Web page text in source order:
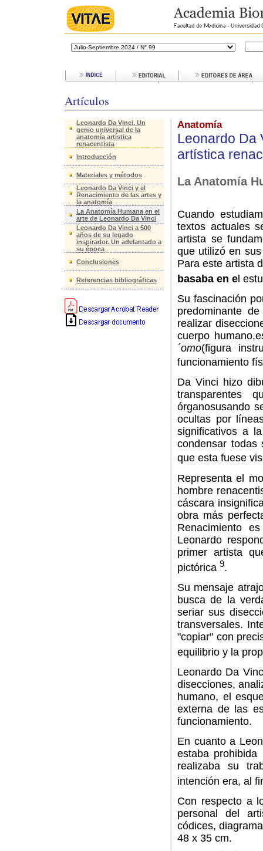
Artículos
Leonardo Da Vinci. Un
genio universal de la
anatomía artística
renacentista
Introducción
Materiales y métodos
Leonardo Da Vinci y el
Renacimiento de las artes y
la anatomía
La Anatomía Humana en el
arte de Leonardo Da Vinci
Leonardo Da Vinci a 500
años de su legado
inspirador. Un adelantado a
su época
Conclusiones
Referencias bibliográficas
Anatomía
Leonardo Da
artística
La Anatomía
Cuando
textos actuales
artista se
que utilizó en
Para este artista
basaba en e l
Su fascinación
predominante
realizar
cuerpo
´omo(figura
funcionamiento
Da Vinci hizo
transparentes
órganosusando
ocultas por
significativos a
condensar todas
que esta fuese
Representa el
hombre
cáscara
obra más
Renacimiento
Leonardo
primer artista
pictórica 9.
Su mensaje
busca de la
seriar sus
transversales.
"copiar" con
equilibrio y la
Leonardo Da
disecciones,
humano, el
externa de las
funcionamiento.
En cuanto a
estaba
realizaba su
intención era, al
Con respecto a
personal del
códices,
48 x 35 cm.